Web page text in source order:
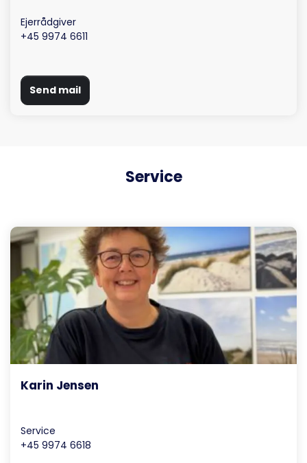
Ejerrådgiver
+45 9974 6611
Send mail
Service
Karin Jensen
Service
+45 9974 6618